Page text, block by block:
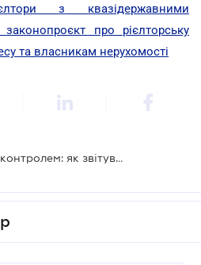
з квазідержавними
про рієлторську
та власникам нерухомості
Рієлтери під податковим контролем: як звітувати про оренду у 2026 році без штрафів